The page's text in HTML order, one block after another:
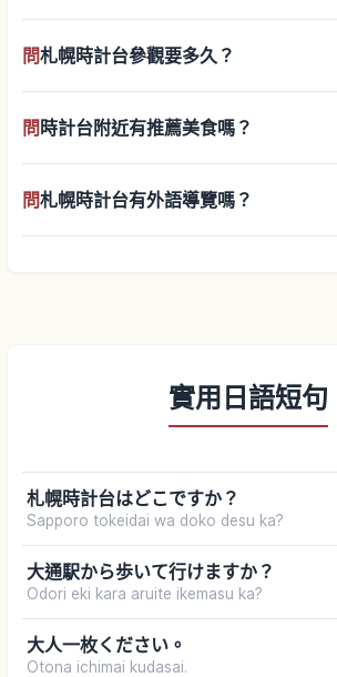
問札幌時計台參觀要多久？
問時計台附近有推薦美食嗎？
問札幌時計台有外語導覽嗎？
實用日語短句
札幌時計台はどこですか？
Sapporo tokeidai wa doko desu ka?
大通駅から歩いて行けますか？
Odori eki kara aruite ikemasu ka?
大人一枚ください。
Otona ichimai kudasai.